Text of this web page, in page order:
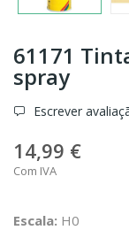
61171
spray
Escrever
14,99 €
Com IVA
Escala: H0